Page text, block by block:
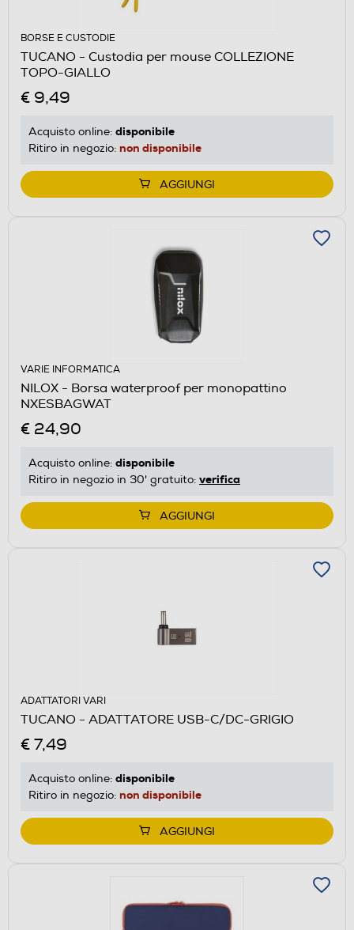
BORSE E CUSTODIE
TUCANO - Custodia per mouse COLLEZIONE
TOPO-GIALLO
€ 9,49
Acquisto online: disponibile
Ritiro in negozio: non disponibile
AGGIUNGI
VARIE INFORMATICA
NILOX - Borsa waterproof per monopattino
NXESBAGWAT
€ 24,90
Acquisto online: disponibile
Ritiro in negozio in 30' gratuito: verifica
AGGIUNGI
ADATTATORI VARI
TUCANO - ADATTATORE USB-C/DC-GRIGIO
€ 7,49
Acquisto online: disponibile
Ritiro in negozio: non disponibile
AGGIUNGI